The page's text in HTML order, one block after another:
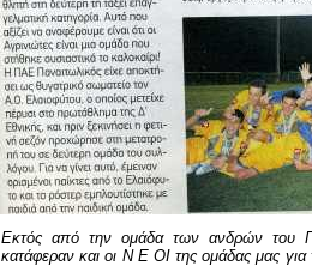
Εκτός από την ομάδα των ανδρών του
κατάφεραν και οι Ν Ε ΟΙ της ομάδας μας